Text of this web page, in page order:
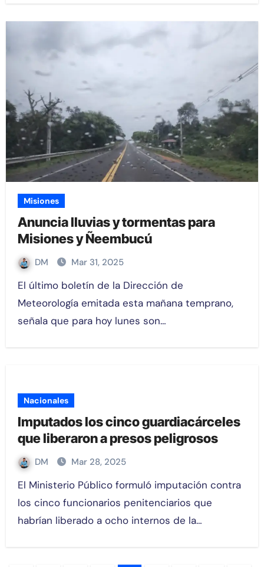
Misiones
Anuncia lluvias y tormentas para
Misiones y Ñeembucú
DM Mar 31, 2025
El último boletín de la Dirección de
Meteorología emitada esta mañana temprano,
señala que para hoy lunes son…
Nacionales
Imputados los cinco guardiacárceles
que liberaron a presos peligrosos
DM Mar 28, 2025
El Ministerio Público formuló imputación contra
los cinco funcionarios penitenciarios que
habrían liberado a ocho internos de la…